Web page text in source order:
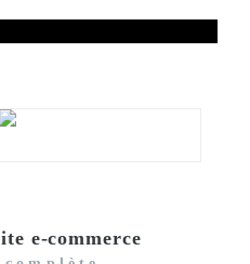
e-commerce